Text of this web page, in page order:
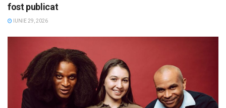
fost publicat
IUNIE 29, 2026